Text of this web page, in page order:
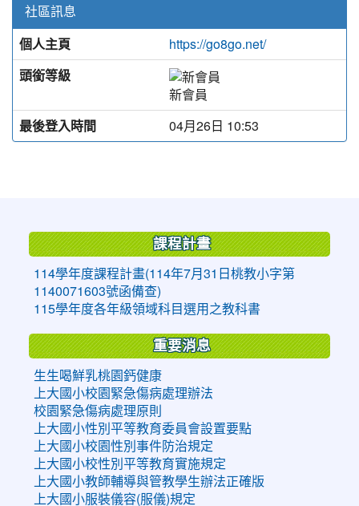
社區訊息
個人主頁
https://go8go.net/
頭銜等級
新會員
最後登入時間
04月26日 10:53
課程計畫
114學年度課程計畫(114年7月31日桃教小字第
1140071603號函備查)
115學年度各年級領域科目選用之教科書
重要消息
生生喝鮮乳桃園鈣健康
上大國小校園緊急傷病處理辦法
校園緊急傷病處理原則
上大國小性別平等教育委員會設置要點
上大國小校園性別事件防治規定
上大國小校性別平等教育實施規定
上大國小教師輔導與管教學生辦法正確版
上大國小服裝儀容(服儀)規定